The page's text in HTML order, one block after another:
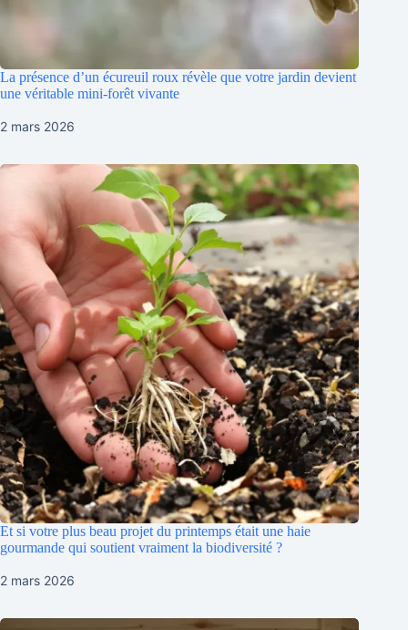
La présence d’un écureuil roux révèle que votre jardin devient
une véritable mini-forêt vivante
2 mars 2026
Et si votre plus beau projet du printemps était une haie
gourmande qui soutient vraiment la biodiversité ?
2 mars 2026